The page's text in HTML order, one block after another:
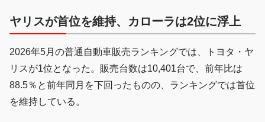
ヤリスが首位を維持、カローラは2位に浮上
2026年5月の普通自動車販売ランキングでは、トヨタ・ヤ
リスが1位となった。販売台数は10,401台で、前年比は
88.5％と前年同月を下回ったものの、ランキングでは首位
を維持している。